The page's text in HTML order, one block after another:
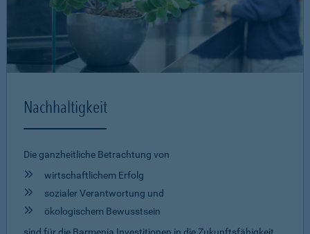
Nachhaltigkeit
Die ganzheitliche Betrachtung von
wirtschaftlichem Erfolg
sozialer Verantwortung und
ökologischem Bewusstsein